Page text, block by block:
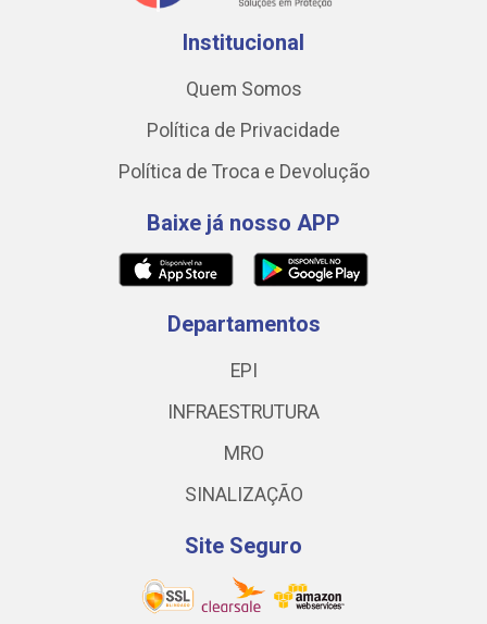
Institucional
Quem Somos
Política de Privacidade
Política de Troca e Devolução
Baixe já nosso APP
Departamentos
EPI
INFRAESTRUTURA
MRO
SINALIZAÇÃO
Site Seguro